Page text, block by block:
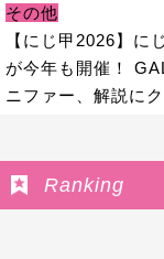
その他
【にじ甲2026】に
が今年も開催！
ニファー、解説に
Ranking